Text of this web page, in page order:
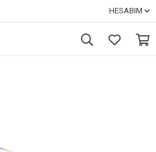
HESABIM